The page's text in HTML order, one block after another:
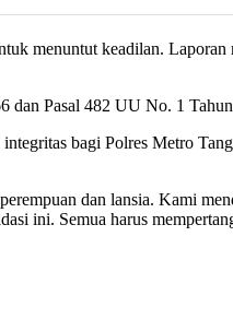
menuntut keadilan. Laporan
dan Pasal 482 UU No. 1
bagi Polres Metro
dan lansia. Kami
ini. Semua harus